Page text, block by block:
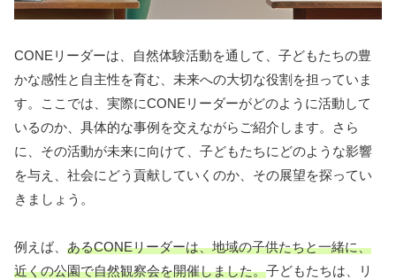
CONEリーダーは、自然体験活動を通して、子どもたちの豊
かな感性と自主性を育む、未来への大切な役割を担っていま
す。ここでは、実際にCONEリーダーがどのように活動して
いるのか、具体的な事例を交えながらご紹介します。さら
に、その活動が未来に向けて、子どもたちにどのような影響
を与え、社会にどう貢献していくのか、その展望を探ってい
きましょう。
例えば、 あるCONEリーダーは、地域の子供たちと一緒に、
近くの公園で自然観察会を開催しました。子どもたちは、リ